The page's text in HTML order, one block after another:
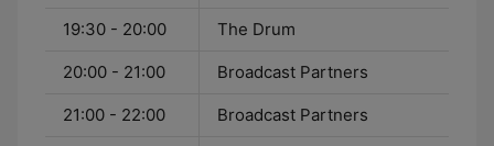
19:30 - 20:00 The Drum
20:00 - 21:00 Broadcast Partners
21:00 - 22:00 Broadcast Partners